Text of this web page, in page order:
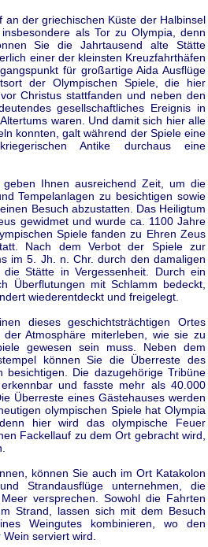
an der griechischen Küste der Halbinsel
als Tor zu Olympia, denn
Sie die Jahrtausend alte Stätte
einer der kleinsten Kreuzfahrthäfen
für großartige Aida Ausflüge
der Olympischen Spiele, die hier
Christus stattfanden und neben den
gesellschaftliches Ereignis in
waren. Und damit sich hier alle
konnten, galt während der Spiele eine
Antike durchaus eine
Ihnen ausreichend Zeit, um die
Tempelanlagen zu besichtigen sowie
Besuch abzustatten. Das Heiligtum
gewidmet und wurde ca. 1100 Jahre
Spiele fanden zu Ehren Zeus
Nach dem Verbot der Spiele zur
im 5. Jh. n. Chr. durch den damaligen
Stätte in Vergessenheit. Durch ein
Überflutungen mit Schlamm bedeckt,
wiederentdeckt und freigelegt.
dieses geschichtsträchtigen Ortes
Atmosphäre miterleben, wie sie zu
gewesen sein muss. Neben dem
können Sie die Überreste des
besichtigen. Die dazugehörige Tribüne
und fasste mehr als 40.000
Überreste eines Gästehauses werden
olympischen Spiele hat Olympia
hier wird das olympische Feuer
Fackellauf zu dem Ort gebracht wird,
können Sie auch im Ort Katakolon
Strandausflüge unternehmen, die
versprechen. Sowohl die Fahrten
Strand, lassen sich mit dem Besuch
Weingutes kombinieren, wo den
serviert wird.